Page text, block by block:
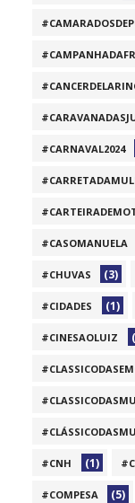
#CARNAVAL2024
#CASOMANUELA
#CHUVAS (3)
#CIDADES (1)
#CINESAOLUIZ
#CNH (1)
#COMPESA (5)